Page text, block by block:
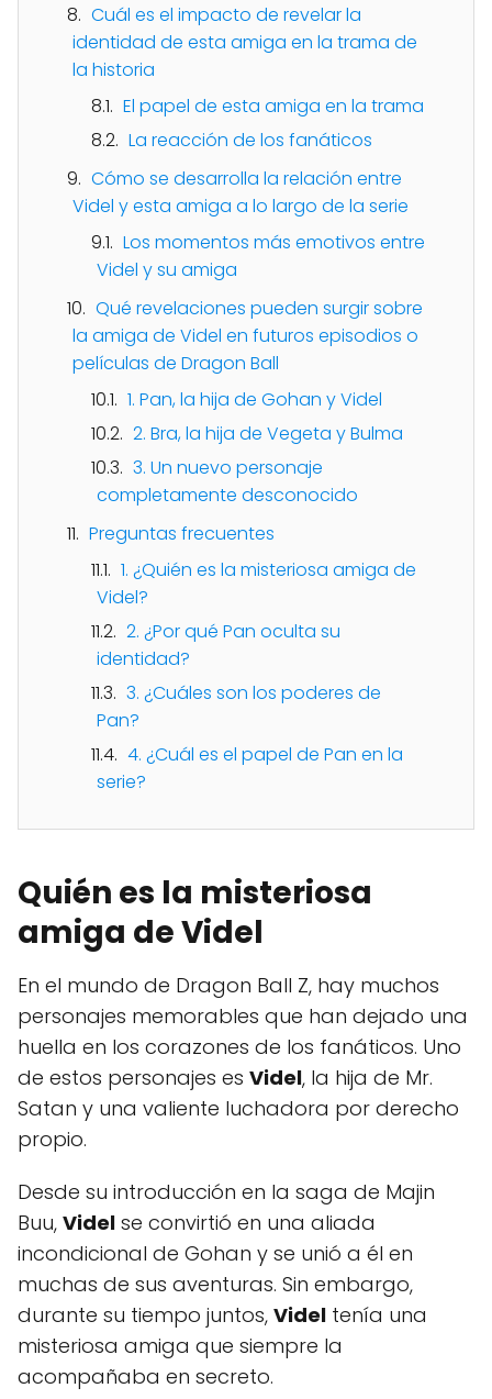
Cuál es el impacto de revelar la
identidad de esta amiga en la trama de
la historia
El papel de esta amiga en la trama
La reacción de los fanáticos
Cómo se desarrolla la relación entre
Videl y esta amiga a lo largo de la serie
Los momentos más emotivos entre
Videl y su amiga
Qué revelaciones pueden surgir sobre
la amiga de Videl en futuros episodios o
películas de Dragon Ball
1. Pan, la hija de Gohan y Videl
2. Bra, la hija de Vegeta y Bulma
3. Un nuevo personaje
completamente desconocido
Preguntas frecuentes
1. ¿Quién es la misteriosa amiga de
Videl?
2. ¿Por qué Pan oculta su
identidad?
3. ¿Cuáles son los poderes de
Pan?
4. ¿Cuál es el papel de Pan en la
serie?
Quién es la misteriosa
amiga de Videl
En el mundo de Dragon Ball Z, hay muchos
personajes memorables que han dejado una
huella en los corazones de los fanáticos. Uno
de estos personajes es Videl, la hija de Mr.
Satan y una valiente luchadora por derecho
propio.
Desde su introducción en la saga de Majin
Buu, Videl se convirtió en una aliada
incondicional de Gohan y se unió a él en
muchas de sus aventuras. Sin embargo,
durante su tiempo juntos, Videl tenía una
misteriosa amiga que siempre la
acompañaba en secreto.